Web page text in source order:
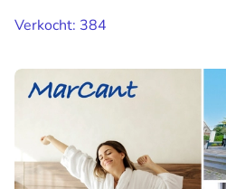
Verkocht: 384